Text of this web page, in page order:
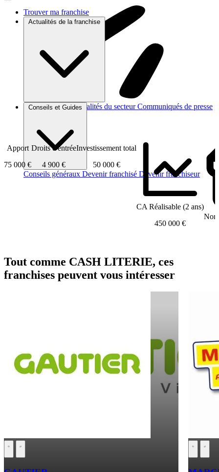
Trouver ma franchise
Actualités de la franchise
Brèves et actus Actualités du secteur Communiqués de presse
Conseils et Guides
Conseils généraux Devenir franchisé Devenir franchiseur
Apport
75 000 €
Droits d'entrée
4 900 €
Investissement total
50 000 €
CA Réalisable (2 ans)
450 000 €
Tout comme CASH LITERIE, ces
franchises peuvent vous intéresser